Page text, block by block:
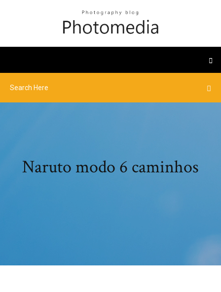
Naruto modo 6 caminhos